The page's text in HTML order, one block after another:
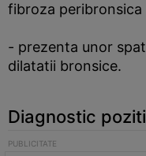
fibroza peribronsica
- prezenta unor
dilatatii bronsice.
Diagnostic